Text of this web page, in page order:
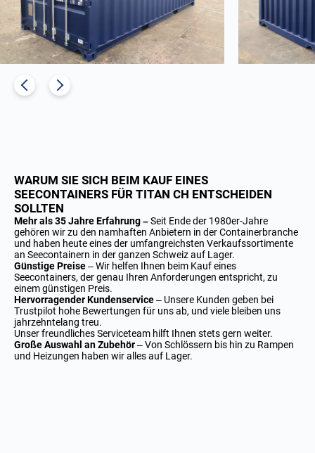
WARUM SIE SICH BEIM KAUF EINES
SEECONTAINERS FÜR TITAN CH ENTSCHEIDEN
SOLLTEN
Mehr als 35 Jahre Erfahrung –Seit Ende der 1980er-Jahre
gehören wir zu den namhaften Anbietern in der Containerbranche
und haben heute eines der umfangreichsten Verkaufssortimente
an Seecontainern in der ganzen Schweiz auf Lager.
Günstige Preise– Wir helfen Ihnen beim Kauf eines
Seecontainers, der genau Ihren Anforderungen entspricht, zu
einem günstigen Preis.
Hervorragender Kundenservice– Unsere Kunden geben bei
Trustpilot hohe Bewertungen für uns ab, und viele bleiben uns
jahrzehntelang treu.
Unser freundliches Serviceteam hilft Ihnen stets gern weiter.
Große Auswahl an Zubehör– Von Schlössern bis hin zu Rampen
und Heizungen haben wir alles auf Lager.